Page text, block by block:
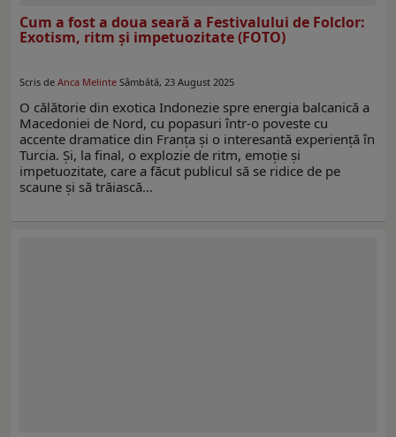
Cum a fost a doua seară a Festivalului de Folclor:
Exotism, ritm şi impetuozitate (FOTO)
Scris de Anca Melinte Sâmbătă, 23 August 2025
O călătorie din exotica Indonezie spre energia balcanică a
Macedoniei de Nord, cu popasuri într-o poveste cu
accente dramatice din Franţa şi o interesantă experienţă în
Turcia. Şi, la final, o explozie de ritm, emoţie şi
impetuozitate, care a făcut publicul să se ridice de pe
scaune şi să trăiască…